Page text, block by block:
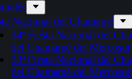
Nacional del Chamamé
34ª Fiesta Nacional del
del Chamamé del Mercosur
33ª Fiesta Nacional del
del Chamamé del Mercosur